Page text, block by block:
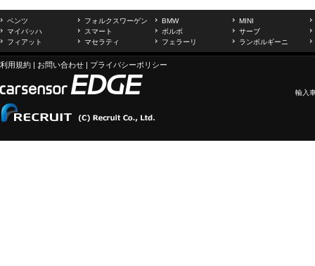
ベンツ フォルクスワーゲン BMW
MINI
マイバッハ
スマート ボルボ
サーブ
フィアット
マセラティ フェラーリ ランボルギーニ
利用規約 | お問い合わせ | プライバシーポリシー
輸入